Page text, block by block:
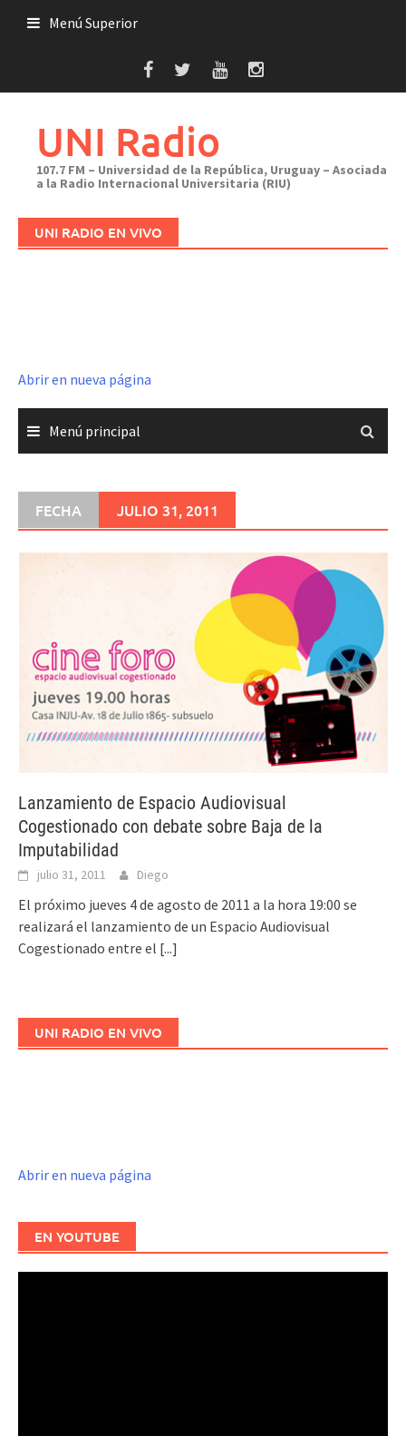
Menú Superior
UNI Radio
107.7 FM – Universidad de la República, Uruguay – Asociada
a la Radio Internacional Universitaria (RIU)
UNI RADIO EN VIVO
Abrir en nueva página
Menú principal
FECHA JULIO 31, 2011
Lanzamiento de Espacio Audiovisual
Cogestionado con debate sobre Baja de la
Imputabilidad
julio 31, 2011 Diego
El próximo jueves 4 de agosto de 2011 a la hora 19:00 se
realizará el lanzamiento de un Espacio Audiovisual
Cogestionado entre el [...]
UNI RADIO EN VIVO
Abrir en nueva página
EN YOUTUBE